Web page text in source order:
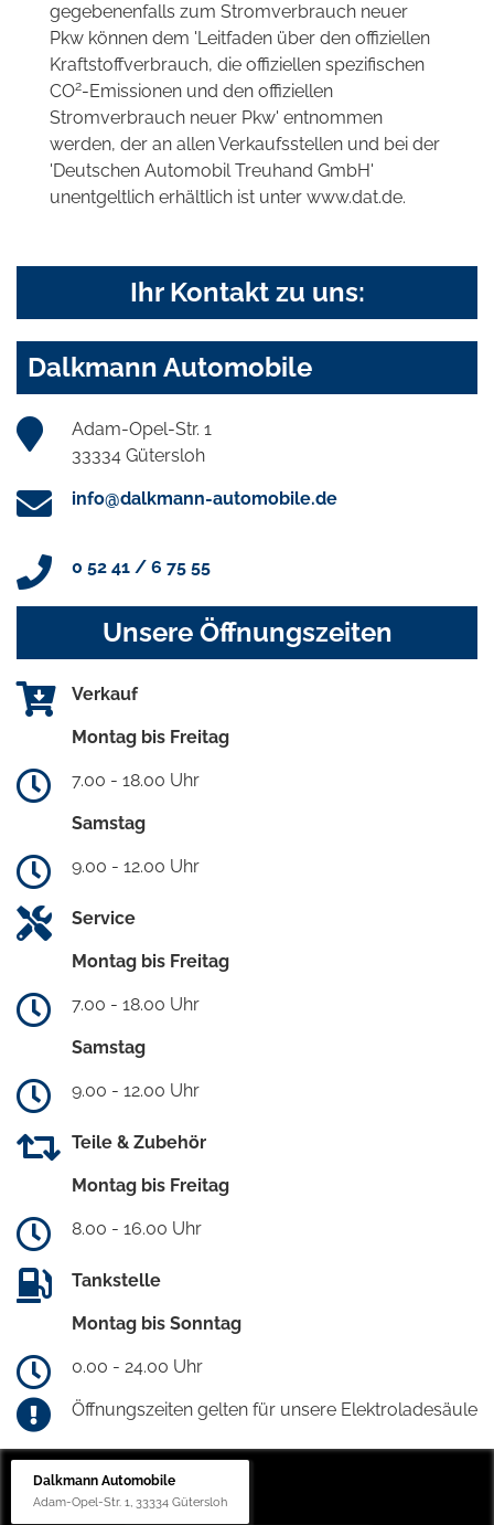
gegebenenfalls zum Stromverbrauch neuer
Pkw können dem 'Leitfaden über den offiziellen
Kraftstoffverbrauch, die offiziellen spezifischen
CO2-Emissionen und den offiziellen
Stromverbrauch neuer Pkw' entnommen
werden, der an allen Verkaufsstellen und bei der
'Deutschen Automobil Treuhand GmbH'
unentgeltlich erhältlich ist unter www.dat.de.
Ihr Kontakt zu uns:
Dalkmann Automobile
Adam-Opel-Str. 1
33334 Gütersloh
info@dalkmann-automobile.de
0 52 41 / 6 75 55
Unsere Öffnungszeiten
Verkauf
Montag bis Freitag
7.00 - 18.00 Uhr
Samstag
9.00 - 12.00 Uhr
Service
Montag bis Freitag
7.00 - 18.00 Uhr
Samstag
9.00 - 12.00 Uhr
Teile & Zubehör
Montag bis Freitag
8.00 - 16.00 Uhr
Tankstelle
Montag bis Sonntag
0.00 - 24.00 Uhr
Öffnungszeiten gelten für unsere Elektroladesäule
Dalkmann Automobile
Adam-Opel-Str. 1, 33334 Gütersloh